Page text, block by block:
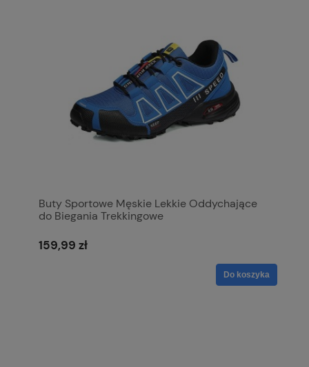
Buty Sportowe Męskie Lekkie Oddychające
do Biegania Trekkingowe
159,99 zł
Do koszyka